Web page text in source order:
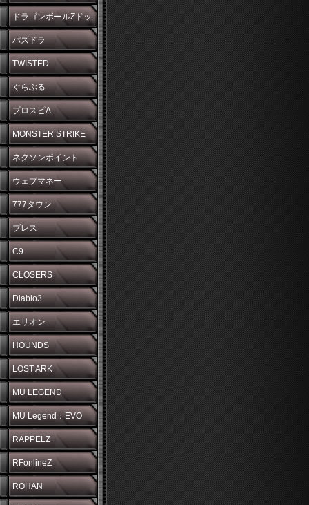
ダー
ドラゴンボールZドッ
カンバトル
パズドラ
TWISTED
WONDERLAND
ぐらぶる
プロスピA
MONSTER STRIKE
ネクソンポイント
ウェブマネー
777タウン
ブレス
C9
CLOSERS
Diablo3
エリオン
HOUNDS
LOST ARK
MU LEGEND
MU Legend：EVO
RAPPELZ
RFonlineZ
ROHAN